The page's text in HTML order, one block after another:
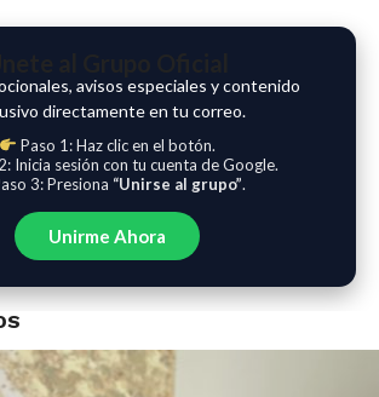
avisos especiales y contenido
directamente en tu correo.
Paso 1: Haz clic en el botón.
Inicia sesión con tu cuenta de Google.
3: Presiona “Unirse al grupo”.
Unirme Ahora